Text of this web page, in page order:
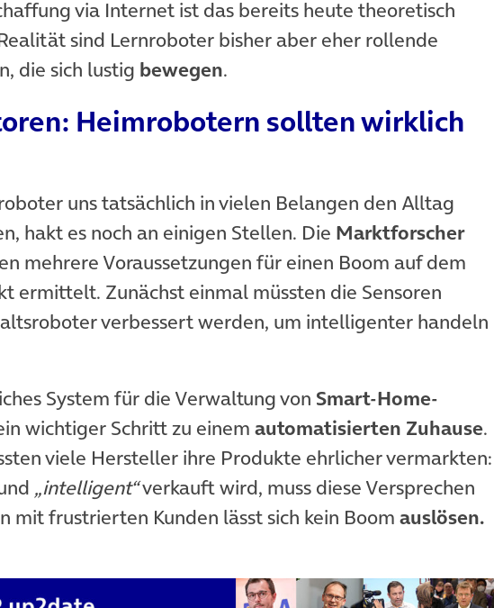
via Internet ist das bereits heute theoretisch
sind Lernroboter bisher aber eher rollende
die sich lustig bewegen.
Heimrobotern sollten wirklich
uns tatsächlich in vielen Belangen den Alltag
hakt es noch an einigen Stellen. Die Marktforscher
mehrere Voraussetzungen für einen Boom auf dem
ermittelt. Zunächst einmal müssten die Sensoren
verbessert werden, um intelligenter handeln
System für die Verwaltung von Smart-Home-
wichtiger Schritt zu einem automatisierten Zuhause.
viele Hersteller ihre Produkte ehrlicher vermarkten:
„intelligent“verkauft wird, muss diese Versprechen
mit frustrierten Kunden lässt sich kein Boom auslösen.